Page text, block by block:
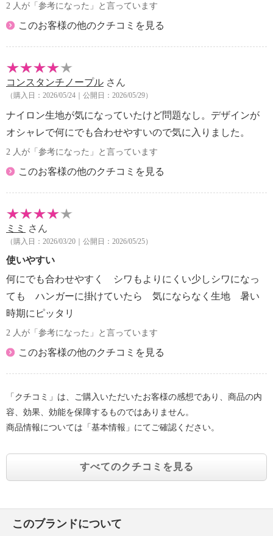
2 人が「参考になった」と言っています
このお客様の他のクチコミを見る
コンスタンチノープル さん
（購入日：2026/05/24｜公開日：2026/05/29）
ナイロン生地が気になっていたけど問題なし。デザインが
オシャレで何にでも合わせやすいので気に入りました。
2 人が「参考になった」と言っています
このお客様の他のクチコミを見る
ミミ さん
（購入日：2026/03/20｜公開日：2026/05/25）
使いやすい
何にでも合わせやすく シワもよりにくい少しシワになっ
ても ハンガーに掛けていたら 気にならなく生地 暑い
時期にピッタリ
2 人が「参考になった」と言っています
このお客様の他のクチコミを見る
「クチコミ」は、ご購入いただいたお客様の感想であり、商品の内
容、効果、効能を保障するものではありません。
商品情報については「基本情報」にてご確認ください。
すべてのクチコミを見る
このブランドについて